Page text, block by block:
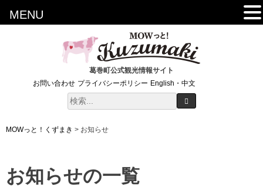
葛巻町公式観光情報サイト
お問い合わせ プライバシーポリシー English・中文
MOWっと！くずまき > お知らせ
お知らせの一覧
MENU